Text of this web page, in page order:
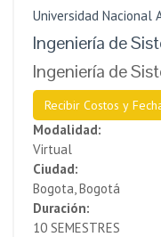
Universidad Nacional
Ingeniería de
Ingeniería de
Recibir Costos y
Modalidad:
Virtual
Ciudad:
Bogota, Bogotá
Duración:
10 SEMESTRES